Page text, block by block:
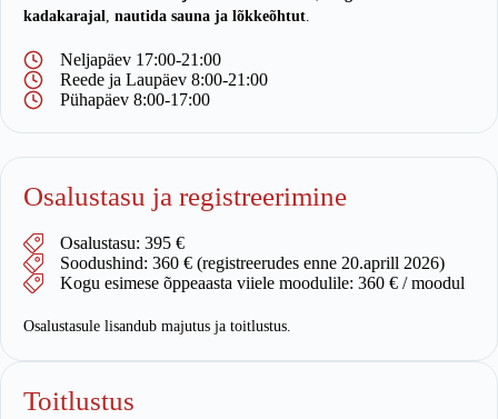
kadakarajal, nautida sauna ja lõkkeõhtut.
Neljapäev 17:00-21:00
Reede ja Laupäev 8:00-21:00
Pühapäev 8:00-17:00
Osalustasu ja registreerimine
Osalustasu: 395 €
Soodushind: 360 € (registreerudes enne 20.aprill 2026)
Kogu esimese õppeaasta viiele moodulile: 360 € / moodul
Osalustasule lisandub majutus ja toitlustus.
Toitlustus